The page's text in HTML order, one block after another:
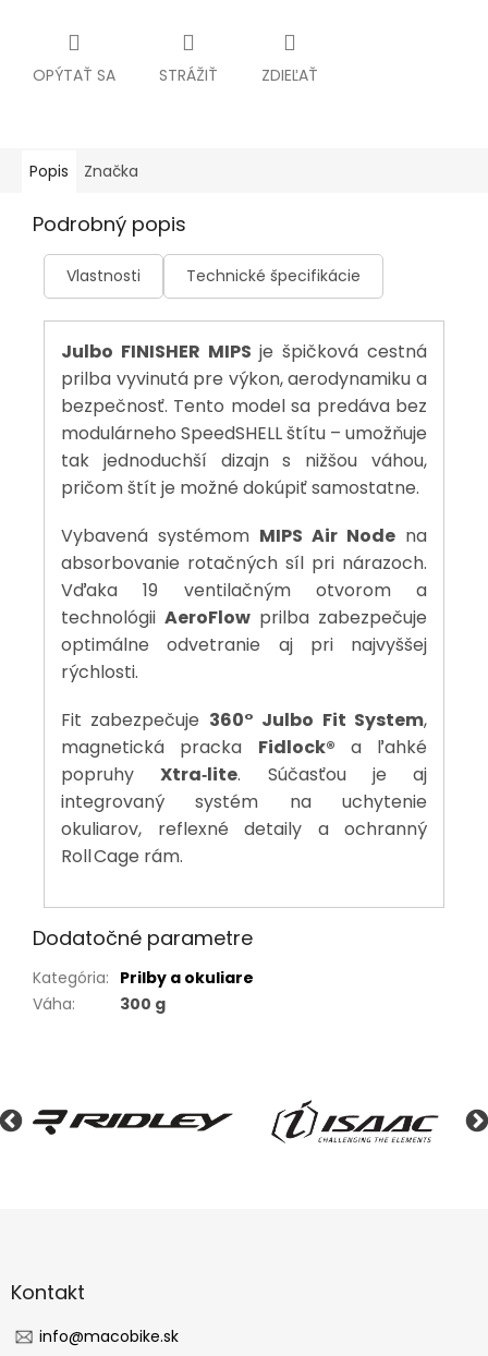
OPÝTAŤ SA STRÁŽIŤ ZDIEĽAŤ
Popis Značka
Podrobný popis
Vlastnosti Technické špecifikácie
Julbo FINISHER MIPS je špičková cestná
prilba vyvinutá pre výkon, aerodynamiku a
bezpečnosť. Tento model sa predáva bez
modulárneho SpeedSHELL štítu – umožňuje
tak jednoduchší dizajn s nižšou váhou,
pričom štít je možné dokúpiť samostatne.
Vybavená systémom MIPS Air Node na
absorbovanie rotačných síl pri nárazoch.
Vďaka 19 ventilačným otvorom a
technológii AeroFlow prilba zabezpečuje
optimálne odvetranie aj pri najvyššej
rýchlosti.
Fit zabezpečuje 360° Julbo Fit System,
magnetická pracka Fidlock® a ľahké
popruhyXtra‑lite. Súčasťou je aj
integrovaný systém na uchytenie
okuliarov, reflexné detaily a ochranný
Roll Cage rám.
Dodatočné parametre
Kategória: Prilby a okuliare
Váha: 300 g
äKontakt
info@macobike.sk